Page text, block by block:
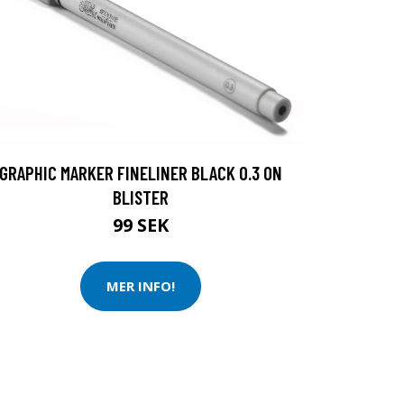
GRAPHIC MARKER FINELINER BLACK 0.3 ON
BLISTER
99 SEK
MER INFO!